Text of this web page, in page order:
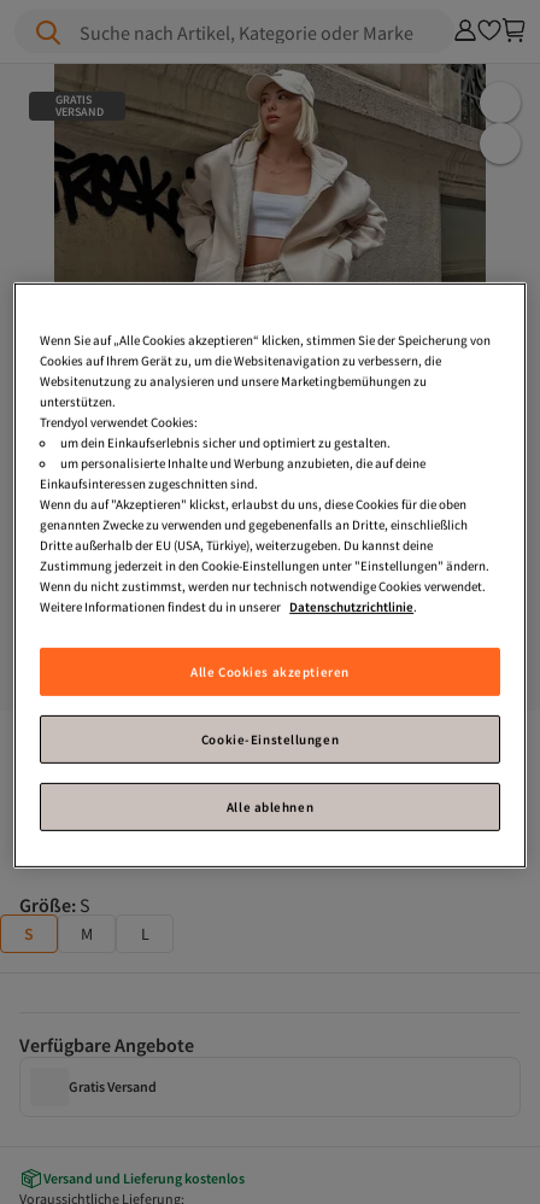
Suche nach Artikel, Kategorie oder Marke
GRATIS
VERSAND
Beige Gily Kapuzenpullover mit Reißverschluss –
Damen-Trainingsanzug-Set
Zahle deine Rechnung innerhalb von 30 Tagen – kostenfrei.
Größe: S
S M L
Verfügbare Angebote
Gratis Versand
Versand und Lieferung kostenlos
Voraussichtliche Lieferung:
Wenn Sie auf „Alle Cookies akzeptieren“ klicken, stimmen Sie der Speicherung von
Cookies auf Ihrem Gerät zu, um die Websitenavigation zu verbessern, die
Websitenutzung zu analysieren und unsere Marketingbemühungen zu
unterstützen.
Trendyol verwendet Cookies:
um dein Einkaufserlebnis sicher und optimiert zu gestalten.
um personalisierte Inhalte und Werbung anzubieten, die auf deine
Einkaufsinteressen zugeschnitten sind.
Wenn du auf "Akzeptieren" klickst, erlaubst du uns, diese Cookies für die oben
genannten Zwecke zu verwenden und gegebenenfalls an Dritte, einschließlich
Dritte außerhalb der EU (USA, Türkiye), weiterzugeben. Du kannst deine
Zustimmung jederzeit in den Cookie-Einstellungen unter "Einstellungen" ändern.
Wenn du nicht zustimmst, werden nur technisch notwendige Cookies verwendet.
Weitere Informationen findest du in unserer Datenschutzrichtlinie.
Alle Cookies akzeptieren
Cookie-Einstellungen
Alle ablehnen